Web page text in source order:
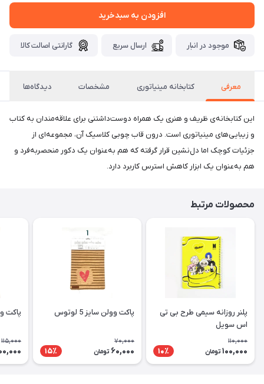
افزودن به سبدخرید
موجود در انبار ارسال سریع گارانتی اصالت کالا
معرفی کتابخانه مینیاتوری مشخصات دیدگاه‌ها
این کتابخانه‌ی ظریف و هنری یک همراه دوست‌داشتنی برای علاقه‌مندان به کتاب
و زیبایی‌های مینیاتوری است. درون قاب چوبی کلاسیک آن، مجموعه‌ای از
جزئیات کوچک اما دل‌نشین قرار گرفته که هم به‌عنوان یک دکور منحصربه‌فرد و
هم به‌عنوان یک ابزار کاهش استرس کاربرد دارد.
محصولات مرتبط
پلنر روزانه سیمی طرح بی تی
اس سویل
110,000
100,000 تومان 10٪
پاکت وولن سایز 5 لوتوس
70,000
60,000 تومان 15٪
پاکت
115,000